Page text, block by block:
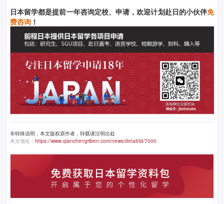
日本留学都是提前一年咨询定校、申请，欢迎计划赴日的小伙伴免
费咨询 ！
非特殊说明，本文版权原作者，转载请注明出处
本文地址： https://www.qianchengriben.com/news/detail/id/7000